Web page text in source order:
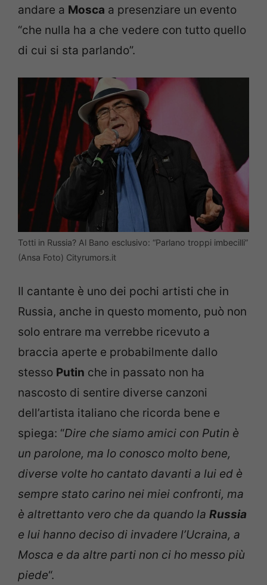
andare a Mosca a presenziare un evento
“che nulla ha a che vedere con tutto quello
di cui si sta parlando”.
Totti in Russia? Al Bano esclusivo: “Parlano troppi imbecilli”
(Ansa Foto) Cityrumors.it
Il cantante è uno dei pochi artisti che in
Russia, anche in questo momento, può non
solo entrare ma verrebbe ricevuto a
braccia aperte e probabilmente dallo
stesso Putin che in passato non ha
nascosto di sentire diverse canzoni
dell’artista italiano che ricorda bene e
spiega: “Dire che siamo amici con Putin è
un parolone, ma lo conosco molto bene,
diverse volte ho cantato davanti a lui ed è
sempre stato carino nei miei confronti, ma
è altrettanto vero che da quando la Russia
e lui hanno deciso di invadere l’Ucraina, a
Mosca e da altre parti non ci ho messo più
piede“.